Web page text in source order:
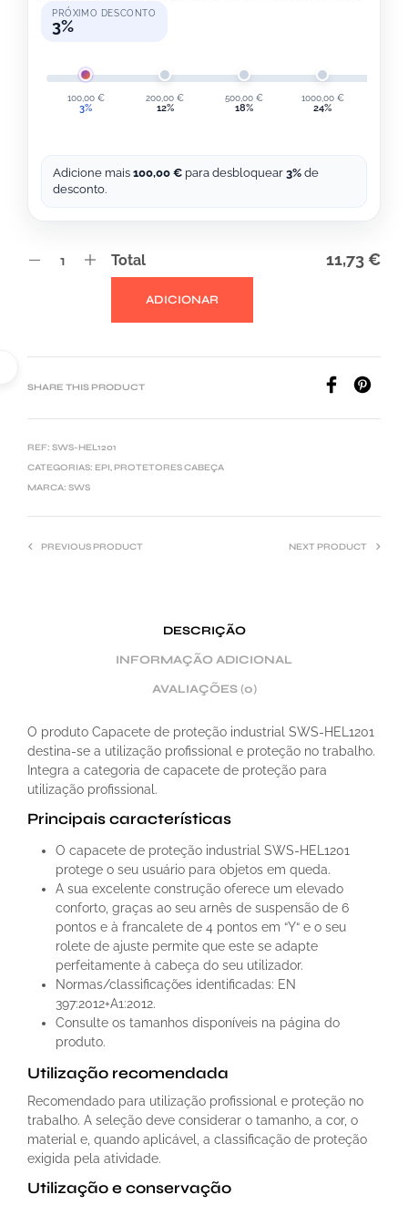
PRÓXIMO DESCONTO
3%
100,00 €
3%
200,00 €
12%
500,00 €
18%
1000,00 €
24%
Adicione mais 100,00 € para desbloquear 3% de
desconto.
Total 11,73 €
ADICIONAR
SHARE THIS PRODUCT
REF: SWS-HEL1201
CATEGORIAS: EPI, PROTETORES CABEÇA
MARCA: SWS
PREVIOUS PRODUCT NEXT PRODUCT
DESCRIÇÃO
INFORMAÇÃO ADICIONAL
AVALIAÇÕES (0)
O produto Capacete de proteção industrial SWS-HEL1201
destina-se a utilização profissional e proteção no trabalho.
Integra a categoria de capacete de proteção para
utilização profissional.
Principais características
O capacete de proteção industrial SWS-HEL1201
protege o seu usuário para objetos em queda.
A sua excelente construção oferece um elevado
conforto, graças ao seu arnês de suspensão de 6
pontos e à francalete de 4 pontos em “Y“ e o seu
rolete de ajuste permite que este se adapte
perfeitamente à cabeça do seu utilizador.
Normas/classificações identificadas: EN
397:2012+A1:2012.
Consulte os tamanhos disponíveis na página do
produto.
Utilização recomendada
Recomendado para utilização profissional e proteção no
trabalho. A seleção deve considerar o tamanho, a cor, o
material e, quando aplicável, a classificação de proteção
exigida pela atividade.
Utilização e conservação